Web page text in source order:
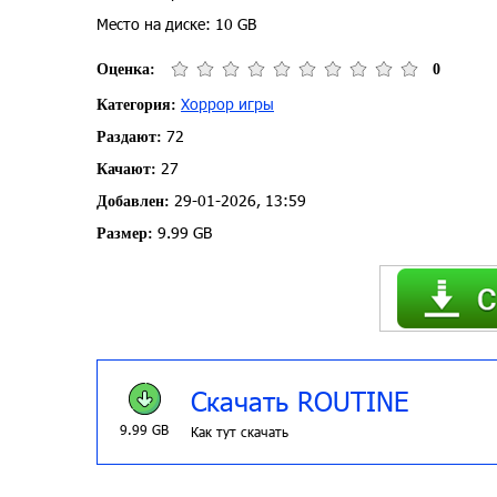
Место на диске: 10 GB
Оценка: 0
Категория: Хоррор игры
Раздают: 72
Качают: 27
Добавлен: 29-01-2026, 13:59
Размер: 9.99 GB
9.99 GB
Скачать ROUTINE
Как тут скачать